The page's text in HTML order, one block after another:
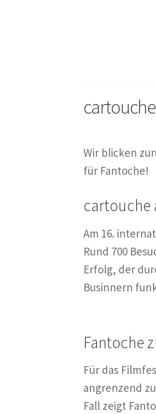
Wir blicken
für Fantoche!
cartouche
Am 16.
Rund 700
Erfolg, der
Businnern
Fantoche
Für das
angrenzend
Fall zeigt